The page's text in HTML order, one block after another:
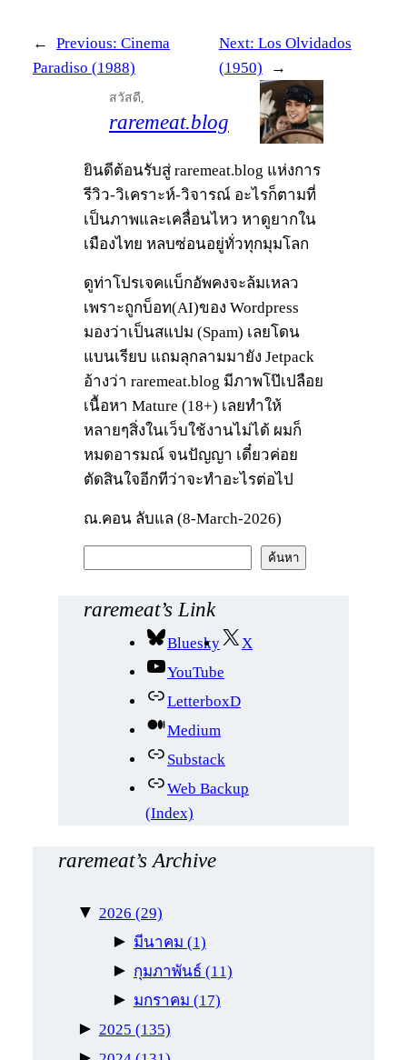
← Previous: Cinema
Paradiso (1988)
Next: Los Olvidados
(1950)
→
สวัสดี,
raremeat.blog
ยินดีต้อนรับสู่ raremeat.blog แห่งการ
รีวิว-วิเคราะห์-วิจารณ์ อะไรก็ตามที่
เป็นภาพและเคลื่อนไหว หาดูยากใน
เมืองไทย หลบซ่อนอยู่ทั่วทุกมุมโลก
ดูท่าโปรเจคแบ็กอัพคงจะล้มเหลว
เพราะถูกบ็อท(AI)ของ Wordpress
มองว่าเป็นสแปม (Spam) เลยโดน
แบนเรียบ แถมลุกลามมายัง Jetpack
อ้างว่า raremeat.blog มีภาพโป๊เปลือย
เนื้อหา Mature (18+) เลยทำให้
หลายๆสิ่งในเว็บใช้งานไม่ได้ ผมก็
หมดอารมณ์ จนปัญญา เดี๋ยวค่อย
ตัดสินใจอีกทีว่าจะทำอะไรต่อไป
ณ.คอน ลับแล (8-March-2026)
ห
ค้นหา
raremeat’s Link
Bluesky
X
YouTube
LetterboxD
Medium
Substack
Web Backup
(Index)
raremeat’s Archive
▼ 2026 (29)
► มีนาคม (1)
► กุมภาพันธ์ (11)
► มกราคม (17)
► 2025 (135)